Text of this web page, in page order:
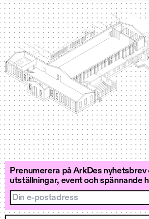
Prenumerera på ArkDes nyhetsbrev
utställningar, event och spännande
Din e-postadress